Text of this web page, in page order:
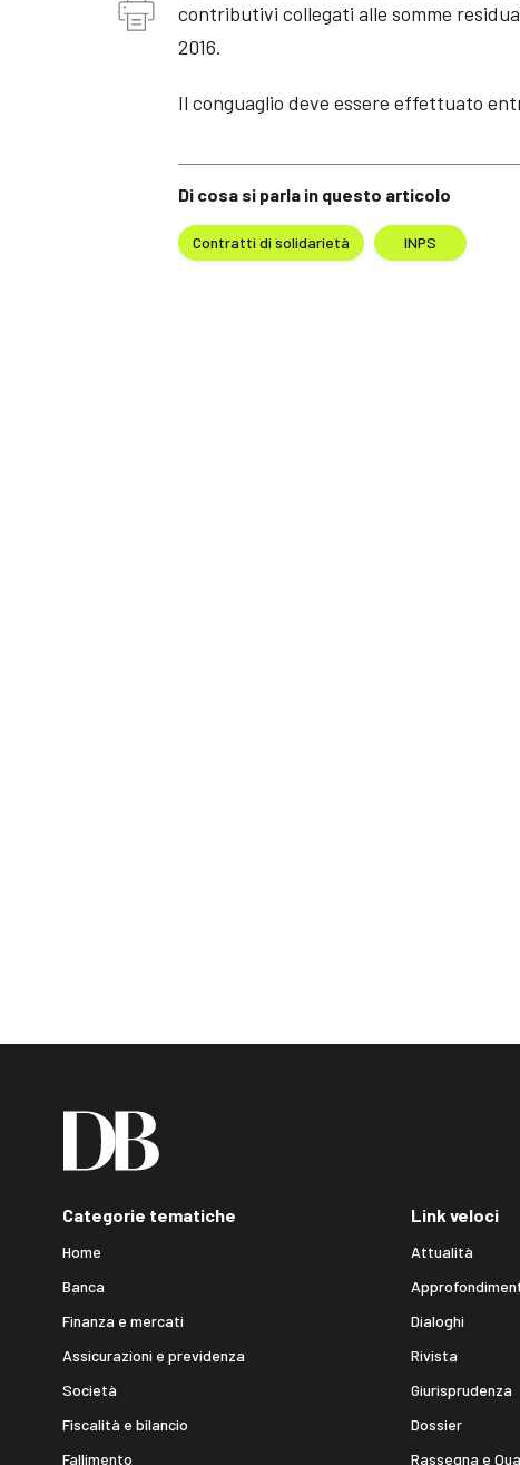
Di cosa si parla in questo articolo
Contratti di solidarietà INPS
contributivi collegati alle somme
2016.
Il conguaglio deve essere effettuato
Categorie tematiche
Home
Banca
Finanza e mercati
Assicurazioni e previdenza
Società
Fiscalità e bilancio
Fallimento
Link veloci
Attualità
Dialoghi
Rivista
Giurisprudenza
Dossier
Rassegna e